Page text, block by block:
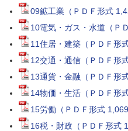
09鉱工業（ＰＤＦ形式
10電気・ガス・水道（Ｐ
11住居・建築（ＰＤＦ形
12交通・通信（ＰＤＦ形
13通貨・金融（ＰＤＦ形
14物価・生活（ＰＤＦ形
15労働（ＰＤＦ形式 1,069
16税・財政（ＰＤＦ形式